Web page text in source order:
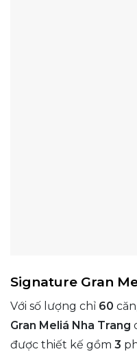
Signature Gran
Với số lượng chỉ 60
Gran Meliá Nha Trang
được thiết kế gồm 3